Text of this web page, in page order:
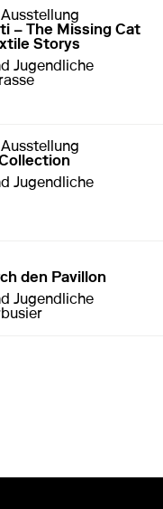
– The Missing Cat
Storys
Jugendliche
Jugendliche
den Pavillon
Jugendliche